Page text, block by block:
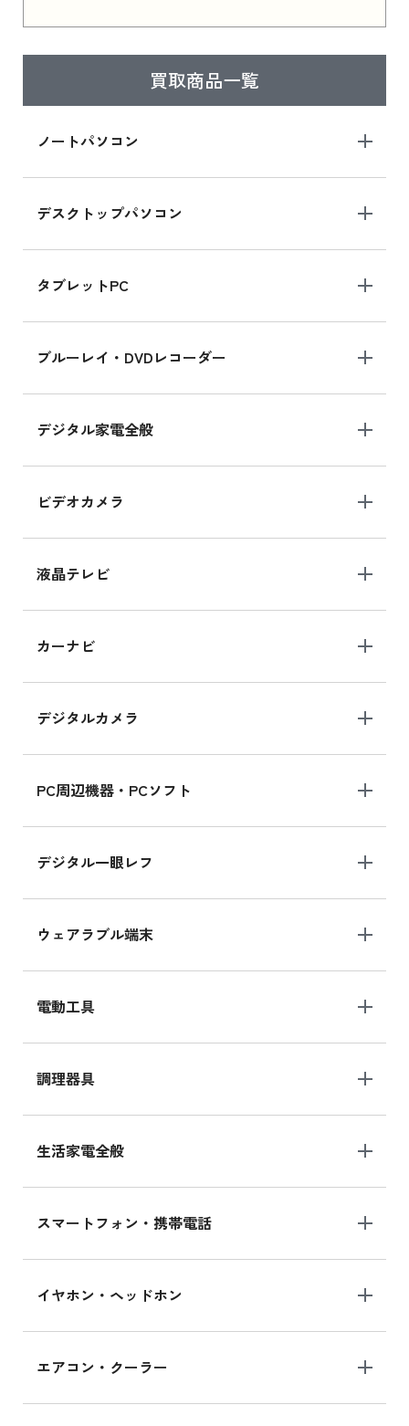
買取商品一覧
ノートパソコン
デスクトップパソコン
タブレットPC
ブルーレイ・DVDレコーダー
デジタル家電全般
ビデオカメラ
液晶テレビ
カーナビ
デジタルカメラ
PC周辺機器・PCソフト
デジタル一眼レフ
ウェアラブル端末
電動工具
調理器具
生活家電全般
スマートフォン・携帯電話
イヤホン・ヘッドホン
エアコン・クーラー
はこちら
ら
iPad mini シリーズ 2024
iPad mini 8.3インチ の新品買取価格
iPhone 16 シリーズ
iPhone 16 の新品買取価格
iPad Air 11インチ シリーズ
iPad Air 11インチ の新品買取価格
iPhone 15 128GB シリーズ
iPhone 15 128GB の新品買取価格
MK2K3J/Aの新品買取価格はこちら